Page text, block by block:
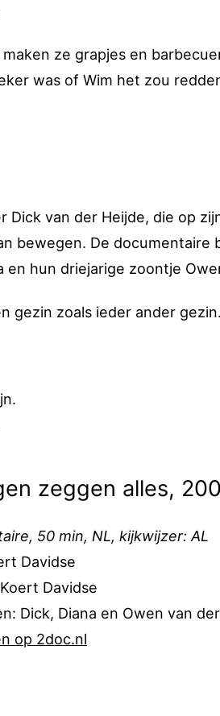
ze grapjes en
was of Wim het zou
van der Heijde, die op
bewegen. De documentaire
en hun driejarige zoontje
gezin zoals ieder ander
zeggen alles,
50 min, NL, kijkwijzer: AL
Davidse
Davidse
Dick, Diana en Owen van
op 2doc.nl